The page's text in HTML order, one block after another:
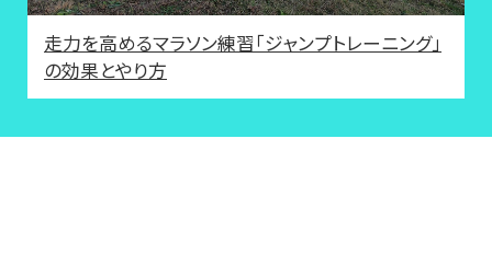
走力を高めるマラソン練習「ジャンプトレーニング」
の効果とやり方